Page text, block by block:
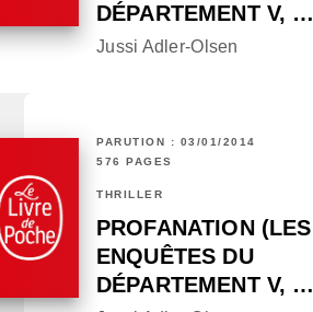
DÉPARTEMENT V, …
Jussi Adler-Olsen
PARUTION : 03/01/2014
576 PAGES
THRILLER
PROFANATION (LES
ENQUÊTES DU
DÉPARTEMENT V, …